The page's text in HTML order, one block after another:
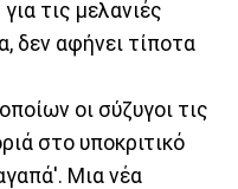
τις μελανιές
δεν αφήνει τίποτα
οι σύζυγοι τις
στο υποκριτικό
Μια νέα